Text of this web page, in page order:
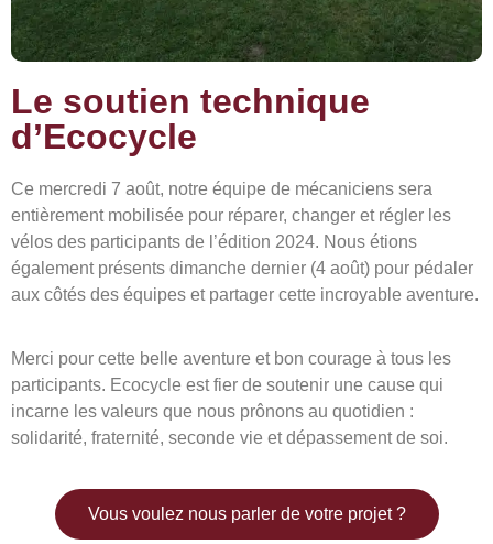
Le soutien technique
d’Ecocycle
Ce mercredi 7 août, notre équipe de mécaniciens sera
entièrement mobilisée pour réparer, changer et régler les
vélos des participants de l’édition 2024. Nous étions
également présents dimanche dernier (4 août) pour pédaler
aux côtés des équipes et partager cette incroyable aventure.
Merci pour cette belle aventure et bon courage à tous les
participants. Ecocycle est fier de soutenir une cause qui
incarne les valeurs que nous prônons au quotidien :
solidarité, fraternité, seconde vie et dépassement de soi.
Vous voulez nous parler de votre projet ?